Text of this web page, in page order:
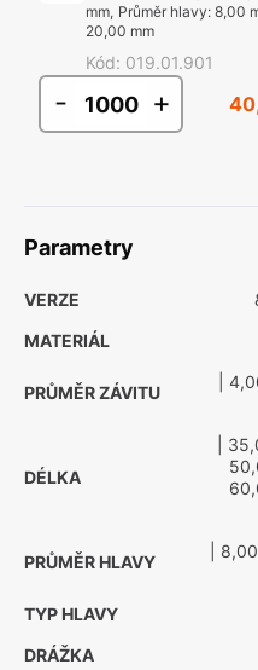
mm, Průměr hlavy: 8,00
20,00 mm
Kód: 019.01.901
- +
Parametry
VERZE
MATERIÁL
PRŮMĚR ZÁVITU
|
DÉLKA
|
PRŮMĚR HLAVY
|
TYP HLAVY
DRÁŽKA